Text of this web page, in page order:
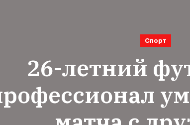
Спорт
26-летний